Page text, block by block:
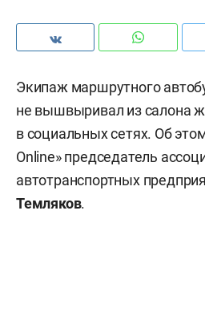
Экипаж маршрутного
не вышвыривал из салона
в социальных сетях. Об
Online» председатель
автотранспортных
Темляков.